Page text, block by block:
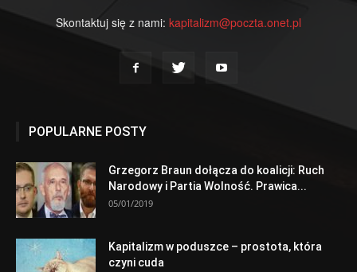
Skontaktuj się z nami: kapitalizm@poczta.onet.pl
POPULARNE POSTY
Grzegorz Braun dołącza do koalicji: Ruch
Narodowy i Partia Wolność. Prawica...
05/01/2019
Kapitalizm w poduszce – prostota, która
czyni cuda